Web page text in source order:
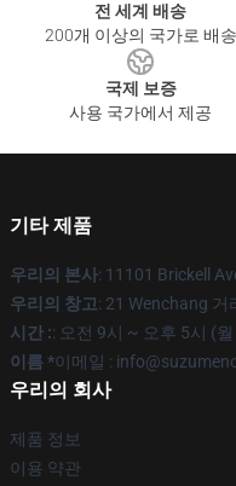
전 세계 배송
200개 이상의 국가로 배송
국제 보증
사용 국가에서 제공
기타 제품
우리의 본사: 11101 Brickell
우리의 창고: 21 Wenchang 거
시간 :: 오전 9시 ~ 오후 5시 (
이름 *이메일 :
우리의 회사
제품 정보
이용 약관